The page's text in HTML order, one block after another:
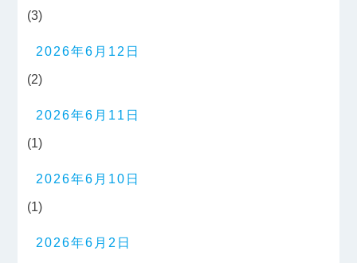
(3)
2026年6月12日
(2)
2026年6月11日
(1)
2026年6月10日
(1)
2026年6月2日